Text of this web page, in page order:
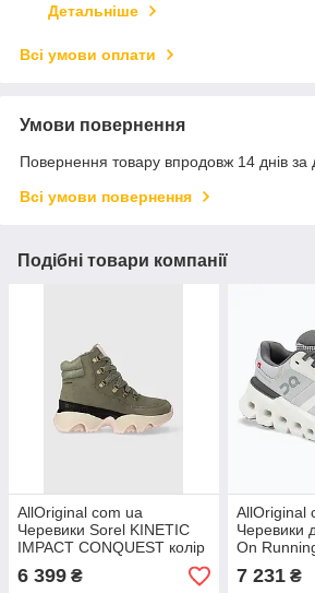
Детальніше
Всі умови оплати
Умови повернення
Повернення товару впродовж 14 днів за
Всі умови повернення
Подібні товари компанії
AllOriginal com ua
Черевики Sorel KINETIC
IMPACT CONQUEST колір
зелений на плоскому ходу
злегка утеплена
6 399 ₴
AllOriginal
Черевики
On
frost/white
7 231₴